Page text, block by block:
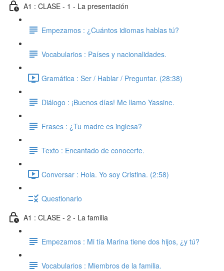
A1 : CLASE - 1 - La presentación
Empezamos : ¿Cuántos idiomas hablas tú?
Vocabularios : Países y nacionalidades.
Gramática : Ser / Hablar / Preguntar. (28:38)
Diálogo : ¡Buenos días! Me llamo Yassine.
Frases : ¿Tu madre es inglesa?
Texto : Encantado de conocerte.
Conversar : Hola. Yo soy Cristina. (2:58)
Questionario
A1 : CLASE - 2 - La familia
Empezamos : Mi tía Marina tiene dos hijos, ¿y tú?
Vocabularios : Miembros de la familia.